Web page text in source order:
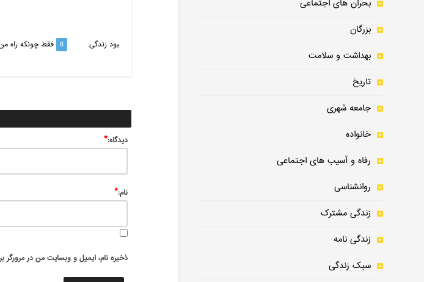
بیرحمان
اکثر انسان‌ها برای بهبود زندگی 6 فقط چونکه راه من
ديدگاه:*
نام:*
ذخیره نام، ایمیل و وبسایت من در مرورگر
بحران های اجتماعی
بزرگان
بهداشت و سلامت
تاریخ
جامعه شهری
خانواده
رفاه و آسیب های اجتماعی
روانشناسی
زندگی مشترک
زندگی نامه
سبک زندگی